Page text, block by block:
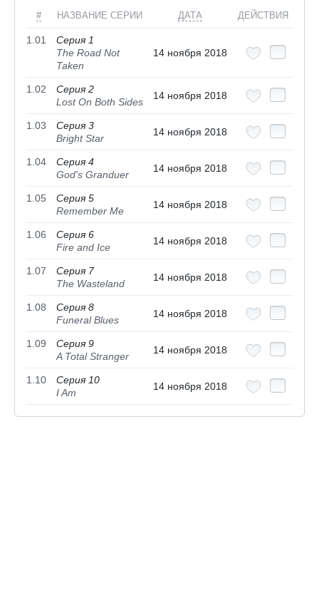
# НАЗВАНИЕ СЕРИИ ДАТА ДЕЙСТВИЯ
1.01
Серия 1
The Road Not
Taken
14 ноября 2018
1.02
Серия 2
Lost On Both Sides
14 ноября 2018
1.03
Серия 3
Bright Star
14 ноября 2018
1.04
Серия 4
God's Granduer
14 ноября 2018
1.05
Серия 5
Remember Me
14 ноября 2018
1.06
Серия 6
Fire and Ice
14 ноября 2018
1.07
Серия 7
The Wasteland
14 ноября 2018
1.08
Серия 8
Funeral Blues
14 ноября 2018
1.09
Серия 9
A Total Stranger
14 ноября 2018
1.10
Серия 10
I Am
14 ноября 2018